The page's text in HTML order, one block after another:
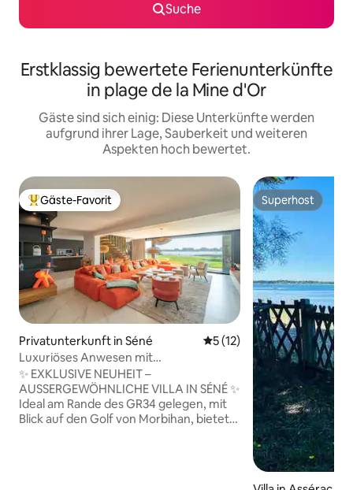
Suche
Erstklassig bewertete Ferienunterkünfte
in plage de la Mine d'Or
Gäste sind sich einig: Diese Unterkünfte werden
aufgrund ihrer Lage, Sauberkeit und weiteren
Aspekten hoch bewertet.
Beliebter Gäste-Favorit.
Gäste-Favorit
Privatunterkunft in Séné Durchschnittliche
5 (12)
Luxuriöses Anwesen mit
außergewöhnlichem Meerblick
✨ EXKLUSIVE NEUHEIT –
AUSSERGEWÖHNLICHE VILLA IN SÉNÉ ✨
Ideal am Rande des GR34 gelegen, mit
Blick auf den Golf von Morbihan, bietet
Superhost
Superhost